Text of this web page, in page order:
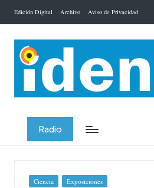
Saltar
contenido
Edición Digital Archivo Aviso de Privacidad
Radio
Publicada
Ciencia Exposiciones